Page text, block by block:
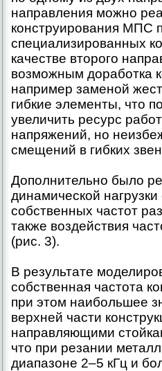
направления можно
конструирования МПС
специализированных
качестве второго
возможным доработка
например заменой
гибкие элементы, что
увеличить ресурс
напряжений, но
смещений в гибких
Дополнительно было
динамической
собственных частот
также воздействия
(рис. 3).
В результате
собственная частота
при этом наибольшее
верхней части
направляющими
что при резании
диапазоне 2–5 кГц и